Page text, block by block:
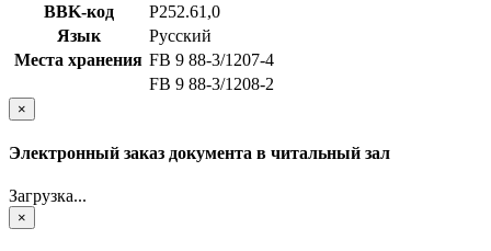
BBK-код
Р252.61,0
Язык
Русский
Места хранения FB 9 88-3/1207-4
FB 9 88-3/1208-2
×
Электронный заказ документа в читальный зал
Загрузка...
×